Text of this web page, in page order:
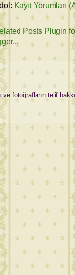
Kayıt Yorumları
ve fotoğrafların telif